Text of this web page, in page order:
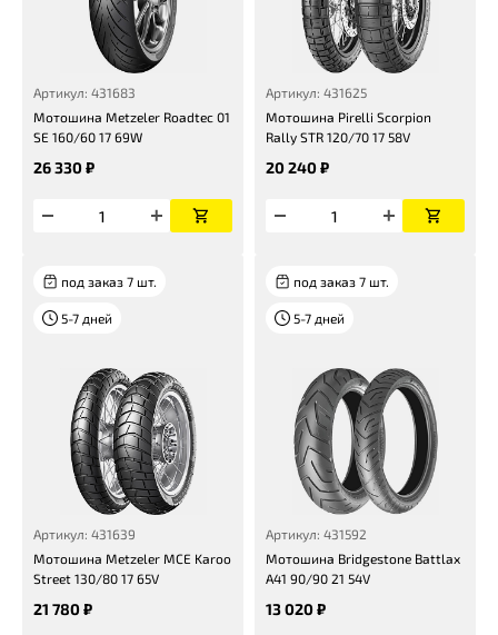
Артикул: 431683
Мотошина Metzeler Roadtec 01
SE 160/60 17 69W
26 330 ₽
Артикул: 431625
Мотошина Pirelli Scorpion
Rally STR 120/70 17 58V
20 240 ₽
под заказ 7 шт.
5-7 дней
Артикул: 431639
Мотошина Metzeler MCE Karoo
Street 130/80 17 65V
21 780 ₽
под заказ 7 шт.
5-7 дней
Артикул: 431592
Мотошина Bridgestone Battlax
A41 90/90 21 54V
13 020 ₽